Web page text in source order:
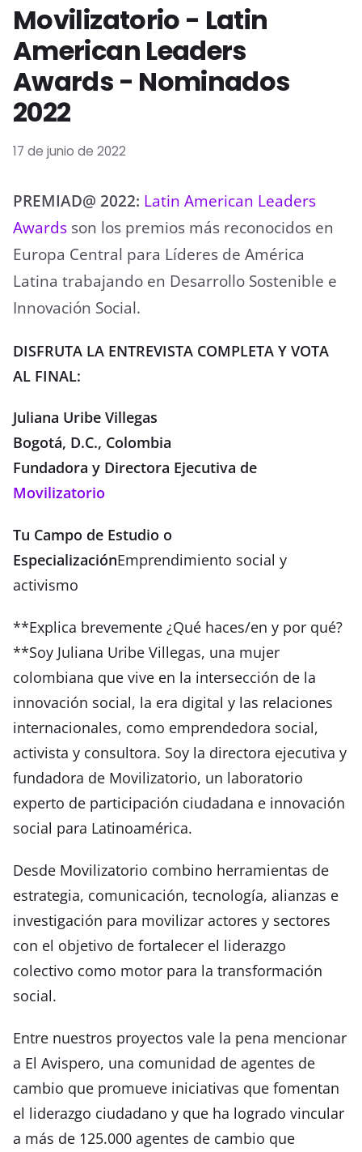
Movilizatorio - Latin
American Leaders
Awards - Nominados
2022
17 de junio de 2022
PREMIAD@ 2022: Latin American Leaders
Awards son los premios más reconocidos en
Europa Central para Líderes de América
Latina trabajando en Desarrollo Sostenible e
Innovación Social.
DISFRUTA LA ENTREVISTA COMPLETA Y VOTA
AL FINAL:
Juliana Uribe Villegas
Bogotá, D.C., Colombia
Fundadora y Directora Ejecutiva de
Movilizatorio
Tu Campo de Estudio o
EspecializaciónEmprendimiento social y
activismo
**Explica brevemente ¿Qué haces/en y por qué?
**Soy Juliana Uribe Villegas, una mujer
colombiana que vive en la intersección de la
innovación social, la era digital y las relaciones
internacionales, como emprendedora social,
activista y consultora. Soy la directora ejecutiva y
fundadora de Movilizatorio, un laboratorio
experto de participación ciudadana e innovación
social para Latinoamérica.
Desde Movilizatorio combino herramientas de
estrategia, comunicación, tecnología, alianzas e
investigación para movilizar actores y sectores
con el objetivo de fortalecer el liderazgo
colectivo como motor para la transformación
social.
Entre nuestros proyectos vale la pena mencionar
a El Avispero, una comunidad de agentes de
cambio que promueve iniciativas que fomentan
el liderazgo ciudadano y que ha logrado vincular
a más de 125.000 agentes de cambio que